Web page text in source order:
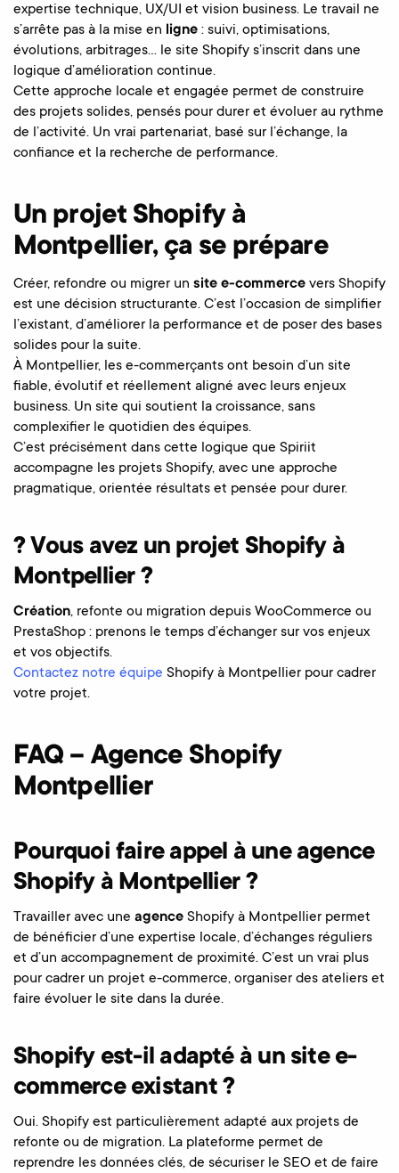
expertise technique, UX/UI et vision business. Le travail ne
s’arrête pas à la mise en ligne : suivi, optimisations,
évolutions, arbitrages… le site Shopify s’inscrit dans une
logique d’amélioration continue.
Cette approche locale et engagée permet de construire
des projets solides, pensés pour durer et évoluer au rythme
de l’activité. Un vrai partenariat, basé sur l’échange, la
confiance et la recherche de performance.
Un projet Shopify à
Montpellier, ça se prépare
Créer, refondre ou migrer un site e-commerce vers Shopify
est une décision structurante. C’est l’occasion de simplifier
l’existant, d’améliorer la performance et de poser des bases
solides pour la suite.
À Montpellier, les e-commerçants ont besoin d’un site
fiable, évolutif et réellement aligné avec leurs enjeux
business. Un site qui soutient la croissance, sans
complexifier le quotidien des équipes.
C’est précisément dans cette logique que Spiriit
accompagne les projets Shopify, avec une approche
pragmatique, orientée résultats et pensée pour durer.
? Vous avez un projet Shopify à
Montpellier ?
Création, refonte ou migration depuis WooCommerce ou
PrestaShop : prenons le temps d’échanger sur vos enjeux
et vos objectifs.
Contactez notre équipe Shopify à Montpellier pour cadrer
votre projet.
FAQ – Agence Shopify
Montpellier
Pourquoi faire appel à une agence
Shopify à Montpellier ?
Travailler avec une agence Shopify à Montpellier permet
de bénéficier d’une expertise locale, d’échanges réguliers
et d’un accompagnement de proximité. C’est un vrai plus
pour cadrer un projet e-commerce, organiser des ateliers et
faire évoluer le site dans la durée.
Shopify est-il adapté à un site e-
commerce existant ?
Oui. Shopify est particulièrement adapté aux projets de
refonte ou de migration. La plateforme permet de
reprendre les données clés, de sécuriser le SEO et de faire